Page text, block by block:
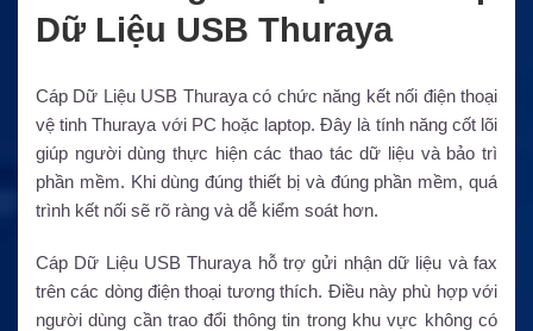
Dữ Liệu USB Thuraya
Cáp Dữ Liệu USB Thuraya có chức năng kết nối điện thoại
vệ tinh Thuraya với PC hoặc laptop. Đây là tính năng cốt lõi
giúp người dùng thực hiện các thao tác dữ liệu và bảo trì
phần mềm. Khi dùng đúng thiết bị và đúng phần mềm, quá
trình kết nối sẽ rõ ràng và dễ kiểm soát hơn.
Cáp Dữ Liệu USB Thuraya hỗ trợ gửi nhận dữ liệu và fax
trên các dòng điện thoại tương thích. Điều này phù hợp với
người dùng cần trao đổi thông tin trong khu vực không có